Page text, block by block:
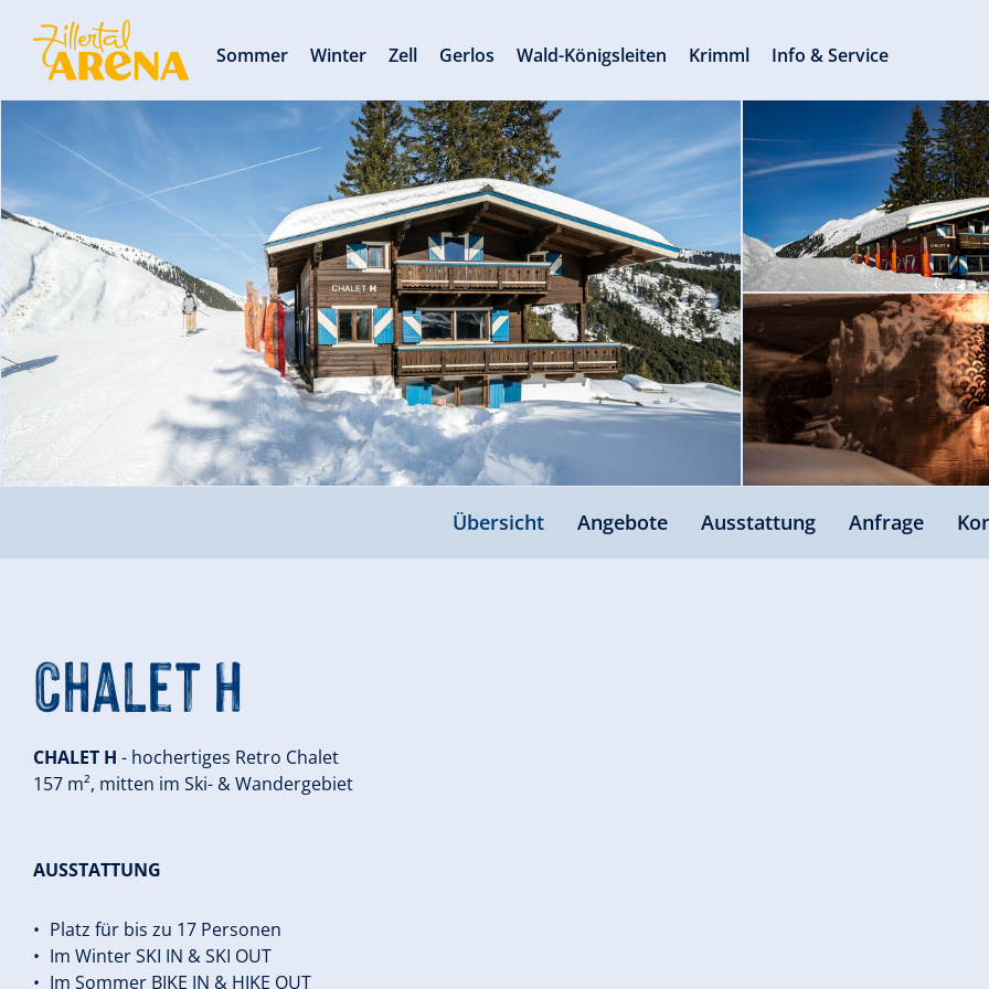
Übersicht Angebote Ausstattung Anfrage
Chalet H
CHALET H - hochertiges Retro Chalet
157 m², mitten im Ski- & Wandergebiet
AUSSTATTUNG
Platz für bis zu 17 Personen
Im Winter SKI IN & SKI OUT
Im Sommer BIKE IN & HIKE OUT
Sommer Winter Zell Gerlos Wald-Königsleiten Krimml Info & Service